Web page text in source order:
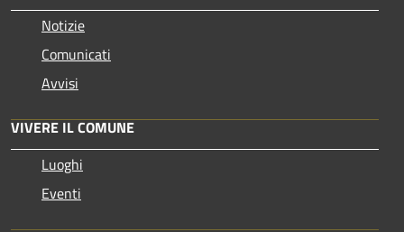
Notizie
Comunicati
Avvisi
VIVERE IL COMUNE
Luoghi
Eventi